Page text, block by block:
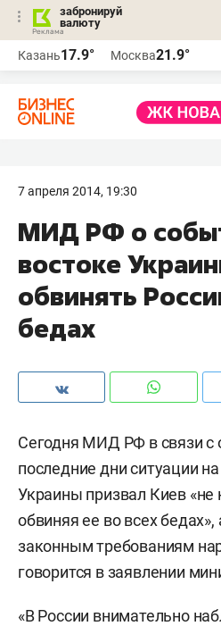
забронируй
валюту
Казань17.9° Москва21.9°
7 апреля 2014, 19:30
МИД РФ о
востоке
обвинять
бедах
Сегодня МИД РФ в связи с
последние дни ситуации
Украины призвал Киев «не
обвиняя ее во всех
законным требованиям
говорится в заявлении
«В России внимательно